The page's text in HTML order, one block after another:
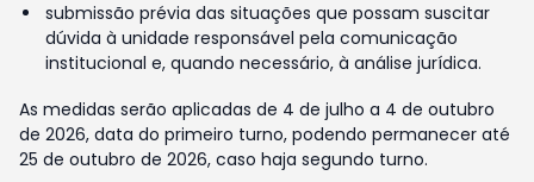
submissão prévia das situações que possam suscitar
dúvida à unidade responsável pela comunicação
institucional e, quando necessário, à análise jurídica.
As medidas serão aplicadas de 4 de julho a 4 de outubro
de 2026, data do primeiro turno, podendo permanecer até
25 de outubro de 2026, caso haja segundo turno.